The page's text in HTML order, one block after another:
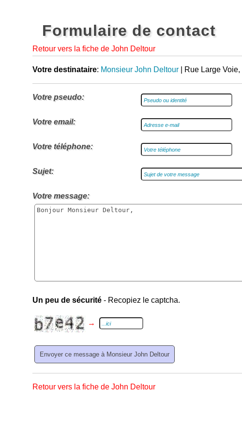
Formulaire de contact
Retour vers la fiche de John Deltour
Votre destinataire: Monsieur John Deltour | Rue Large
Votre pseudo:
Votre email:
Votre téléphone:
Sujet:
Votre message:
Un peu de sécurité - Recopiez le captcha.
→
Retour vers la fiche de John Deltour